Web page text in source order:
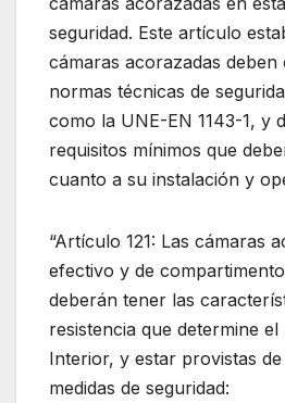
seguridad. Este artículo
cámaras acorazadas
normas técnicas de
como la UNE-EN 1143-1, y
requisitos mínimos que
cuanto a su instalación y
“Artículo 121: Las cámaras
efectivo y de
deberán tener las
resistencia que determine
Interior, y estar provistas de
medidas de seguridad: